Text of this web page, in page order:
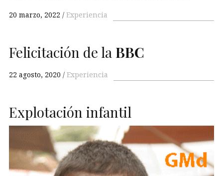
20 marzo, 2022 Experiencia
Felicitación de la BBC
22 agosto, 2020 Experiencia
Explotación infantil